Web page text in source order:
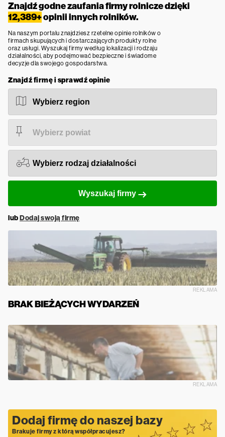
Znajdź godne zaufania firmy rolnicze dzięki
12,389+opinii innych rolników.
Na naszym portalu znajdziesz rzetelne opinie rolników o
firmach skupujących i dostarczających produkty rolne
oraz usługi. Wyszukaj firmy według lokalizacji i rodzaju
działalności, aby podejmować bezpieczne i świadome
decyzje dla swojego gospodarstwa.
Znajdź firmę i sprawdź opinie
Wyszukaj firmy
lubDodaj swoją firmę
REKLAMA
BRAK BIEŻĄCYCH WYDARZEŃ
REKLAMA
Dodaj firmę do naszej bazy
Brakuje firmy z którą współpracujesz?